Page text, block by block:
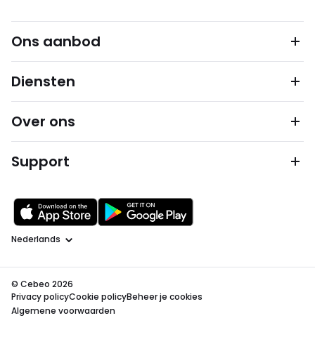
Ons aanbod
Diensten
Over ons
Support
Taal
© Cebeo 2026
Privacy policyCookie policyBeheer je cookies
Algemene voorwaarden